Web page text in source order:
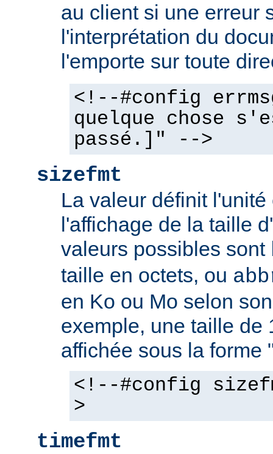
au client si une erreur
l'interprétation du
l'emporte sur toute
<!--#config
quelque chose
passé.]" -->
sizefmt
La valeur définit
l'affichage de la taille
valeurs possibles sont
taille en octets, ou
en Ko ou Mo selon
exemple, une taille de
affichée sous la forme
<!--#config
>
timefmt